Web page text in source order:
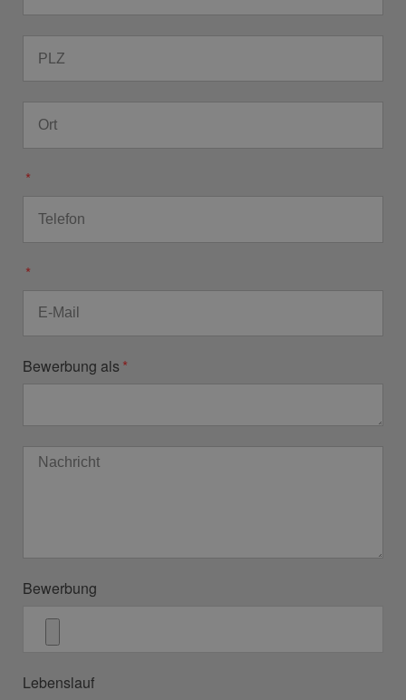
Bewerbung als
Bewerbung
Lebenslauf